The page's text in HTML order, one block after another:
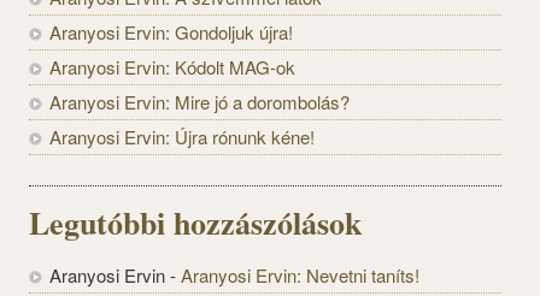
Aranyosi Ervin: Gondoljuk újra!
Aranyosi Ervin: Kódolt MAG-ok
Aranyosi Ervin: Mire jó a dorombolás?
Aranyosi Ervin: Újra rónunk kéne!
Legutóbbi hozzászólások
Aranyosi Ervin-Aranyosi Ervin: Nevetni taníts!